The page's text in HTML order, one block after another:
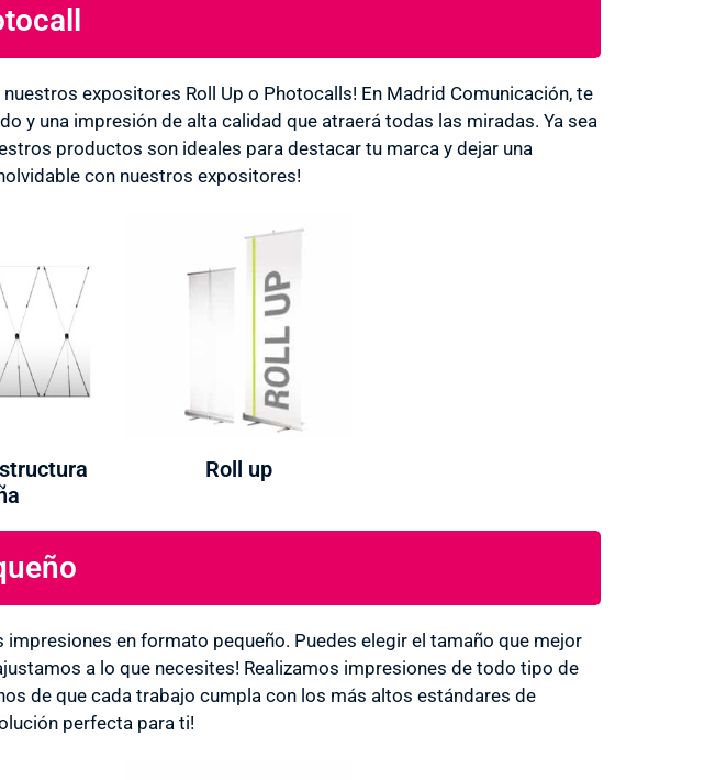
expositores Roll Up o Photocalls! En Madrid Comunicación, te
y una impresión de alta calidad que atraerá todas las miradas. Ya sea
productos son ideales para destacar tu marca y dejar una
con nuestros expositores!
Roll up
en formato pequeño. Puedes elegir el tamaño que mejor
a lo que necesites! Realizamos impresiones de todo tipo de
de que cada trabajo cumpla con los más altos estándares de
perfecta para ti!